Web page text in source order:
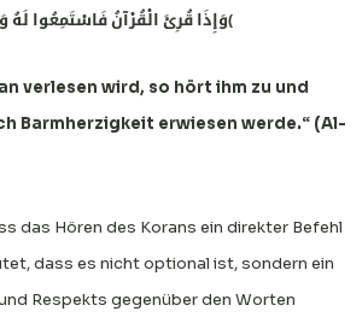
﴿وَإِذَا قُرِئَ الْقُرْآنُ فَاسْتَمِعُوا لَهُ وَأَنْصِتُوا لَعَلَّكُمْ تُرْحَمُونَ﴾
verlesen wird, so hört ihm zu und
Barmherzigkeit erwiesen werde.“ (Al-
das Hören des Korans ein direkter Befehl
dass es nicht optional ist, sondern ein
Respekts gegenüber den Worten